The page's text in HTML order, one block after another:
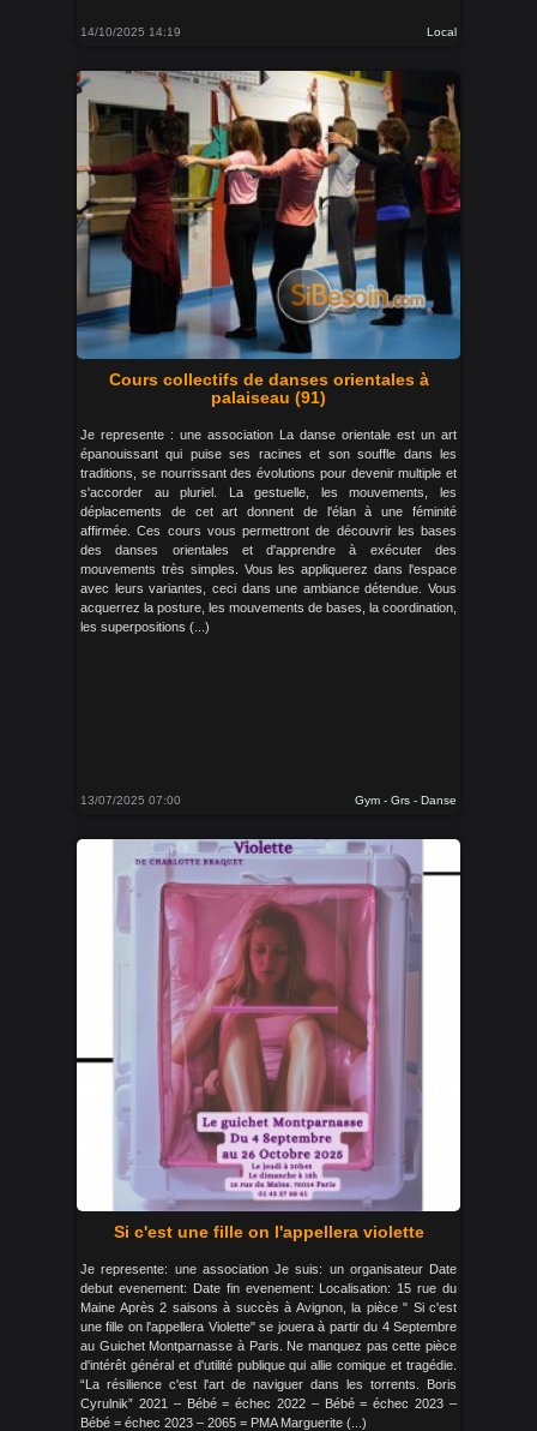
14/10/2025 14:19 Local
Cours collectifs de danses orientales à
palaiseau (91)
Je represente : une association La danse orientale est un art
épanouissant qui puise ses racines et son souffle dans les
traditions, se nourrissant des évolutions pour devenir multiple et
s'accorder au pluriel. La gestuelle, les mouvements, les
déplacements de cet art donnent de l'élan à une féminité
affirmée. Ces cours vous permettront de découvrir les bases
des danses orientales et d'apprendre à exécuter des
mouvements très simples. Vous les appliquerez dans l'espace
avec leurs variantes, ceci dans une ambiance détendue. Vous
acquerrez la posture, les mouvements de bases, la coordination,
les superpositions (...)
13/07/2025 07:00 Gym - Grs - Danse
Si c'est une fille on l'appellera violette
Je represente: une association Je suis: un organisateur Date
debut evenement: Date fin evenement: Localisation: 15 rue du
Maine Après 2 saisons à succès à Avignon, la pièce " Si c'est
une fille on l'appellera Violette" se jouera à partir du 4 Septembre
au Guichet Montparnasse à Paris. Ne manquez pas cette pièce
d'intérêt général et d'utilité publique qui allie comique et tragédie.
“La résilience c'est l'art de naviguer dans les torrents. Boris
Cyrulnik” 2021 – Bébé = échec 2022 – Bébé = échec 2023 –
Bébé = échec 2023 – 2065 = PMA Marguerite (...)